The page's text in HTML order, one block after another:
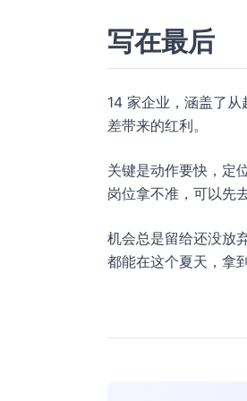
写在最后
14 家企业，涵盖了
差带来的红利。
关键是动作要快，定
岗位拿不准，可以先
机会总是留给还没放
都能在这个夏天，拿